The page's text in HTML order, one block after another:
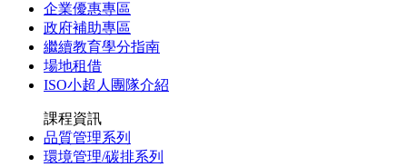
企業優惠專區
政府補助專區
繼續教育學分指南
場地租借
ISO小超人團隊介紹
課程資訊
品質管理系列
環境管理/碳排系列